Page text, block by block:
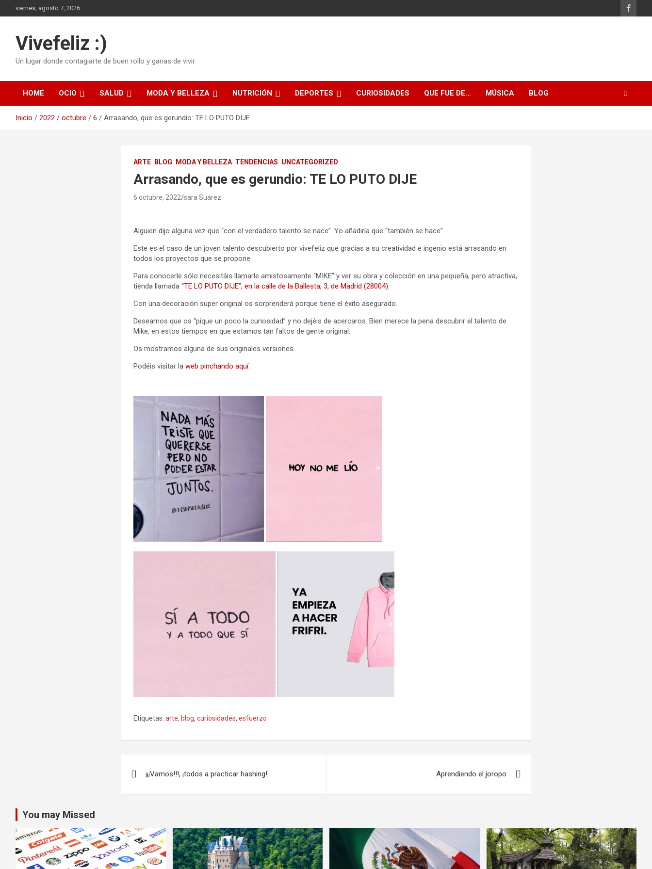
al
viernes, agosto 7, 2026
Vivefeliz :)
Un lugar donde contagiarte de buen rollo y ganas de vivir
HOME OCIO SALUD MODA Y BELLEZA NUTRICIÓN DEPORTES CURIOSIDADES QUE FUE DE… MÚSICA BLOG
Inicio 2022 octubre 6 Arrasando, que es gerundio: TE LO PUTO DIJE
ARTE BLOG MODA Y BELLEZA TENDENCIAS UNCATEGORIZED
Arrasando, que es gerundio: TE LO PUTO DIJE
6 octubre, 2022 sara Suárez
Alguien dijo alguna vez que “con el verdadero talento se nace”. Yo añadiría que “también se hace”.
Este es el caso de un joven talento descubierto por vivefeliz que gracias a su creatividad e ingenio está arrasando en
todos los proyectos que se propone.
Para conocerle sólo necesitáis llamarle amistosamente “MIKE” y ver su obra y colección en una pequeña, pero atractiva,
tienda llamada“TE LO PUTO DIJE”, en la calle de la Ballesta, 3, de Madrid (28004).
Con una decoración super original os sorprenderá porque tiene el éxito asegurado.
Deseamos que os “pique un poco la curiosidad” y no dejéis de acercaros. Bien merece la pena descubrir el talento de
Mike, en estos tiempos en que estamos tan faltos de gente original.
Os mostramos alguna de sus originales versiones.
Podéis visitar laweb pinchando aquí.
Etiquetas: arte, blog,curiosidades,esfuerzo
de
¡¡¡Vamos!!!, ¡todos a practicar hashing! Aprendiendo el joropo
You may Missed